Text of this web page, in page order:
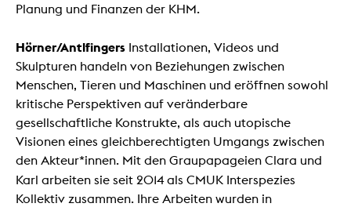
Planung und Finanzen der KHM.
Hörner/Antlfingers Installationen, Videos und
Skulpturen handeln von Beziehungen zwischen
Menschen, Tieren und Maschinen und eröffnen sowohl
kritische Perspektiven auf veränderbare
gesellschaftliche Konstrukte, als auch utopische
Visionen eines gleichberechtigten Umgangs zwischen
den Akteur*innen. Mit den Graupapageien Clara und
Karl arbeiten sie seit 2014 als CMUK Interspezies
Kollektiv zusammen. Ihre Arbeiten wurden in